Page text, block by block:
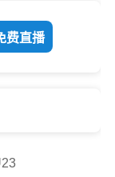
费直播